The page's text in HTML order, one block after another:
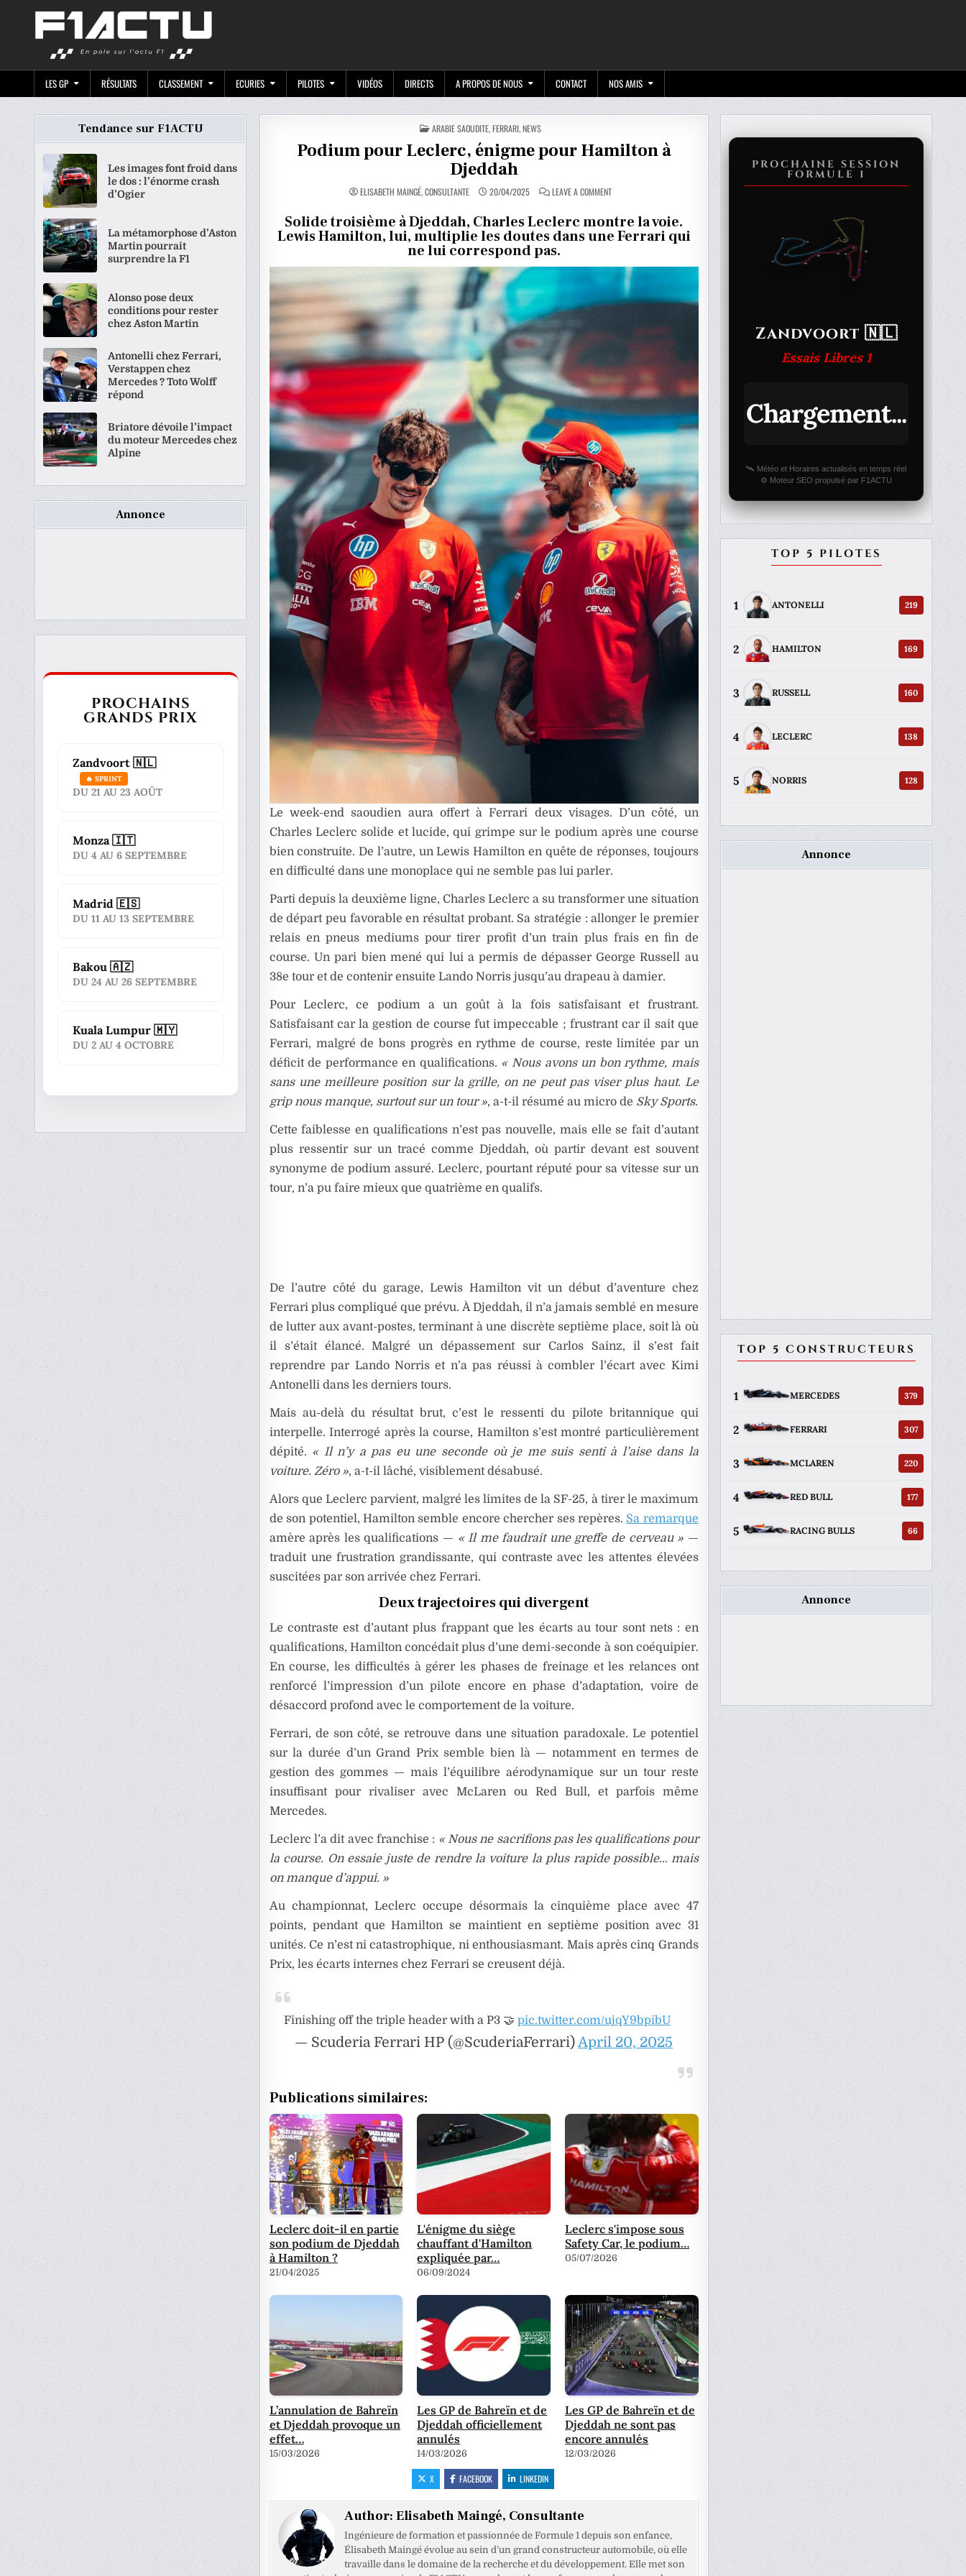
LES GP RÉSULTATS CLASSEMENT ECURIES PILOTES VIDÉOS DIRECTS A PROPOS DE NOUS CONTACT NOS AMIS
POSTED
IN
ARABIE SAOUDITE,FERRARI,NEWS
Podium pour Leclerc, énigme pour Hamilton à
Djeddah
ELISABETH MAINGÉ, CONSULTANTE 20/04/2025 LEAVE A COMMENTON
PODIUM
LECLERC,
ÉNIGME
POUR
HAMILTON
Solide troisième à Djeddah, Charles Leclerc montre la voie.
Lewis Hamilton, lui, multiplie les doutes dans une Ferrari qui
ne lui correspond pas.
Le week-end saoudien aura offert à Ferrari deux visages. D’un côté, un
Charles Leclerc solide et lucide, qui grimpe sur le podium après une course
bien construite. De l’autre, un Lewis Hamilton en quête de réponses, toujours
en difficulté dans une monoplace qui ne semble pas lui parler.
Parti depuis la deuxième ligne, Charles Leclerc a su transformer une situation
de départ peu favorable en résultat probant. Sa stratégie : allonger le premier
relais en pneus mediums pour tirer profit d’un train plus frais en fin de
course. Un pari bien mené qui lui a permis de dépasser George Russell au
38e tour et de contenir ensuite Lando Norris jusqu’au drapeau à damier.
Pour Leclerc, ce podium a un goût à la fois satisfaisant et frustrant.
Satisfaisant car la gestion de course fut impeccable ; frustrant car il sait que
Ferrari, malgré de bons progrès en rythme de course, reste limitée par un
déficit de performance en qualifications. « Nous avons un bon rythme, mais
sans une meilleure position sur la grille, on ne peut pas viser plus haut. Le
grip nous manque, surtout sur un tour », a-t-il résumé au micro de Sky Sports.
Cette faiblesse en qualifications n’est pas nouvelle, mais elle se fait d’autant
plus ressentir sur un tracé comme Djeddah, où partir devant est souvent
synonyme de podium assuré. Leclerc, pourtant réputé pour sa vitesse sur un
tour, n’a pu faire mieux que quatrième en qualifs.
De l’autre côté du garage, Lewis Hamilton vit un début d’aventure chez
Ferrari plus compliqué que prévu. À Djeddah, il n’a jamais semblé en mesure
de lutter aux avant-postes, terminant à une discrète septième place, soit là où
il s’était élancé. Malgré un dépassement sur Carlos Sainz, il s’est fait
reprendre par Lando Norris et n’a pas réussi à combler l’écart avec Kimi
Antonelli dans les derniers tours.
Mais au-delà du résultat brut, c’est le ressenti du pilote britannique qui
interpelle. Interrogé après la course, Hamilton s’est montré particulièrement
dépité. « Il n’y a pas eu une seconde où je me suis senti à l’aise dans la
voiture. Zéro », a-t-il lâché, visiblement désabusé.
Alors que Leclerc parvient, malgré les limites de la SF-25, à tirer le maximum
de son potentiel, Hamilton semble encore chercher ses repères. Sa remarque
amère après les qualifications — « Il me faudrait une greffe de cerveau » —
traduit une frustration grandissante, qui contraste avec les attentes élevées
suscitées par son arrivée chez Ferrari.
Deux trajectoires qui divergent
Le contraste est d’autant plus frappant que les écarts au tour sont nets : en
qualifications, Hamilton concédait plus d’une demi-seconde à son coéquipier.
En course, les difficultés à gérer les phases de freinage et les relances ont
renforcé l’impression d’un pilote encore en phase d’adaptation, voire de
désaccord profond avec le comportement de la voiture.
Ferrari, de son côté, se retrouve dans une situation paradoxale. Le potentiel
sur la durée d’un Grand Prix semble bien là — notamment en termes de
gestion des gommes — mais l’équilibre aérodynamique sur un tour reste
insuffisant pour rivaliser avec McLaren ou Red Bull, et parfois même
Mercedes.
Leclerc l’a dit avec franchise : « Nous ne sacrifions pas les qualifications pour
la course. On essaie juste de rendre la voiture la plus rapide possible… mais
on manque d’appui. »
Au championnat, Leclerc occupe désormais la cinquième place avec 47
points, pendant que Hamilton se maintient en septième position avec 31
unités. Ce n’est ni catastrophique, ni enthousiasmant. Mais après cinq Grands
Prix, les écarts internes chez Ferrari se creusent déjà.
Finishing off the triple header with a P3 🤝 pic.twitter.com/ujqY9bpibU
— Scuderia Ferrari HP (@ScuderiaFerrari)April 20, 2025
Publications similaires:
Leclerc doit-il en partie
son podium de Djeddah
à Hamilton ?
21/04/2025
L'énigme du siège
chauffant d'Hamilton
expliquée par…
06/09/2024
Leclerc s'impose sous
Safety Car, le podium…
05/07/2026
L’annulation de Bahreïn
et Djeddah provoque un
effet…
15/03/2026
Les GP de Bahreïn et de
Djeddah officiellement
annulés
14/03/2026
Les GP de Bahreïn et de
Djeddah ne sont pas
encore annulés
12/03/2026
X FACEBOOK LINKEDIN
Author: Elisabeth Maingé, Consultante
Ingénieure de formation et passionnée de Formule 1 depuis son enfance,
Élisabeth Maingé évolue au sein d’un grand constructeur automobile, où elle
travaille dans le domaine de la recherche et du développement. Elle met son
Tendance sur F1ACTU
Les images font froid dans
le dos : l’énorme crash
d’Ogier
La métamorphose d’Aston
Martin pourrait
surprendre la F1
Alonso pose deux
conditions pour rester
chez Aston Martin
Antonelli chez Ferrari,
Verstappen chez
Mercedes ? Toto Wolff
répond
Briatore dévoile l’impact
du moteur Mercedes chez
Alpine
Annonce
PROCHAINS
GRANDS PRIX
Zandvoort 🇳🇱
🔥 SPRINT
DU 21 AU 23 AOÛT
Monza 🇮🇹
DU 4 AU 6 SEPTEMBRE
Madrid 🇪🇸
DU 11 AU 13 SEPTEMBRE
Bakou 🇦🇿
DU 24 AU 26 SEPTEMBRE
Kuala Lumpur 🇲🇾
DU 2 AU 4 OCTOBRE
PROCHAINE SESSION
FORMULE 1
Zandvoort 🇳🇱
Essais Libres 1
Chargement...
🛰️ Météo et Horaires actualisés en temps réel
⚙️ Moteur SEO propulsé par F1ACTU
TOP 5 PILOTES
1 ANTONELLI 219
2 HAMILTON 169
3 RUSSELL 160
4 LECLERC 138
5 NORRIS 128
Annonce
TOP 5 CONSTRUCTEURS
1 MERCEDES 379
2 FERRARI 307
3 MCLAREN 220
4 RED BULL 177
5 RACING BULLS 66
Annonce